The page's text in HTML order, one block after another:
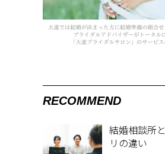
RECOMMEND
結婚相談所
リの違い